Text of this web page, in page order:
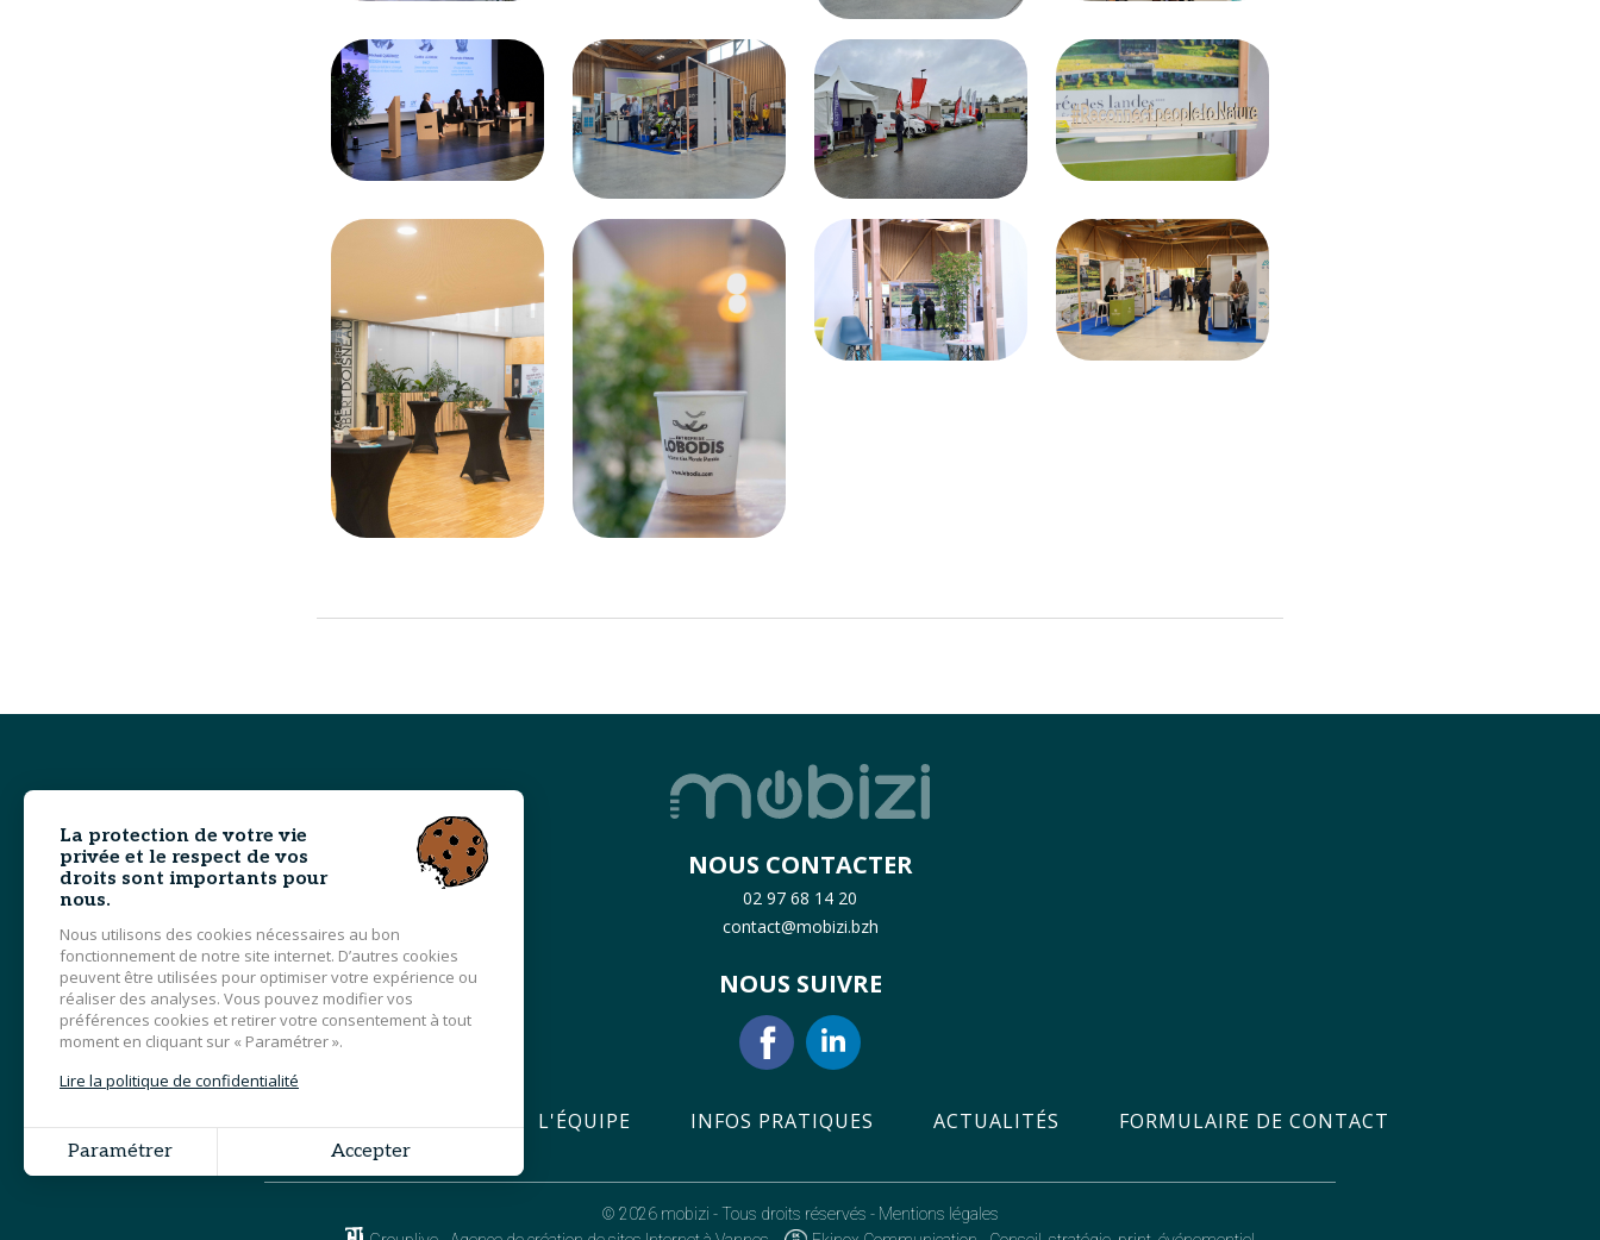
NOUS CONTACTER
02 97 68 14 20
contact@mobizi.bzh
NOUS SUIVRE
MOBIZI PROGRAMME L'ÉQUIPE INFOS PRATIQUES ACTUALITÉS FORMULAIRE DE CONTACT
© 2026 mobizi - Tous droits réservés - Mentions légales
La protection de votre vie
privée et le respect de vos
droits sont importants pour
nous.
Nous utilisons des cookies nécessaires au bon
fonctionnement de notre site internet. D’autres cookies
peuvent être utilisées pour optimiser votre expérience ou
réaliser des analyses. Vous pouvez modifier vos
préférences cookies et retirer votre consentement à tout
moment en cliquant sur « Paramétrer ».
Lire la politique de confidentialité
Paramétrer Accepter